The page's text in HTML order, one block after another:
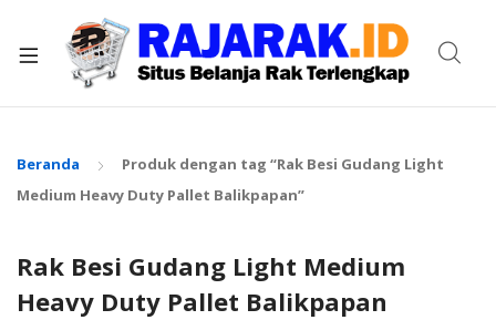
Beranda
Produk dengan tag “Rak Besi Gudang Light
Medium Heavy Duty Pallet Balikpapan”
Rak Besi Gudang Light Medium
Heavy Duty Pallet Balikpapan